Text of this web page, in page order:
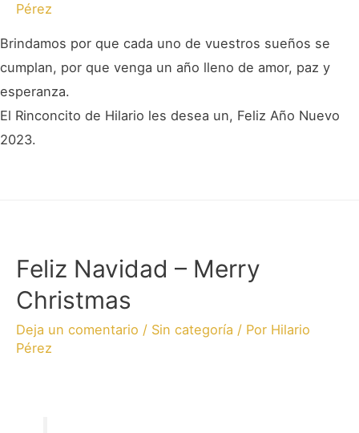
Pérez
Brindamos por que cada uno de vuestros sueños se
cumplan, por que venga un año lleno de amor, paz y
esperanza.
El Rinconcito de Hilario les desea un, Feliz Año Nuevo
2023.
Feliz Navidad – Merry
Christmas
Deja un comentario / Sin categoría / Por Hilario
Pérez